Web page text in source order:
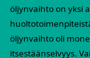
öljynvaihto on yksi
öljynvaihto oli
itsestäänselvyys.